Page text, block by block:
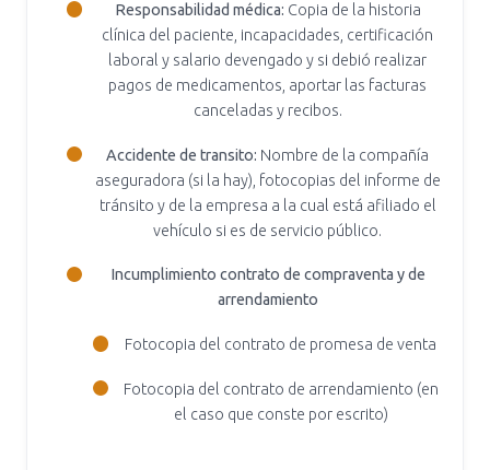
Responsabilidad médica: Copia de la historia
clínica del paciente, incapacidades, certificación
laboral y salario devengado y si debió realizar
pagos de medicamentos, aportar las facturas
canceladas y recibos.
Accidente de transito: Nombre de la compañía
aseguradora (si la hay), fotocopias del informe de
tránsito y de la empresa a la cual está afiliado el
vehículo si es de servicio público.
Incumplimiento contrato de compraventa y de
arrendamiento
Fotocopia del contrato de promesa de venta
Fotocopia del contrato de arrendamiento (en
el caso que conste por escrito)